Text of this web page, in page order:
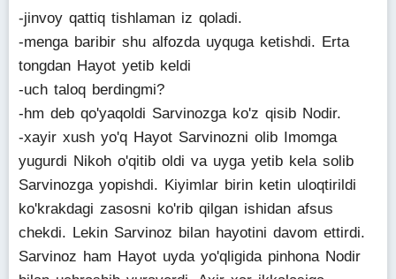
-jinvoy qattiq tishlaman iz qoladi.
-menga baribir shu alfozda uyquga ketishdi. Erta
tongdan Hayot yetib keldi
-uch taloq berdingmi?
-hm deb qo'yaqoldi Sarvinozga ko'z qisib Nodir.
-xayir xush yo'q Hayot Sarvinozni olib Imomga
yugurdi Nikoh o'qitib oldi va uyga yetib kela solib
Sarvinozga yopishdi. Kiyimlar birin ketin uloqtirildi
ko'krakdagi zasosni ko'rib qilgan ishidan afsus
chekdi. Lekin Sarvinoz bilan hayotini davom ettirdi.
Sarvinoz ham Hayot uyda yo'qligida pinhona Nodir